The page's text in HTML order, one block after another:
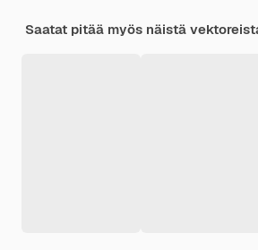
Saatat pitää myös näistä